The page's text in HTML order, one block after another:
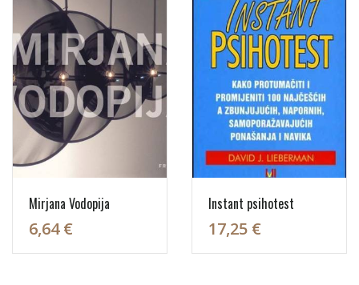
Mirjana Vodopija
6,64 €
Instant psihotest
17,25 €